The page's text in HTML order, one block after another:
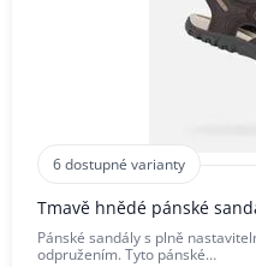
6 dostupné varianty
Tmavě hnědé pánské
Pánské sandály s plně
odpružením. Tyto pánské…